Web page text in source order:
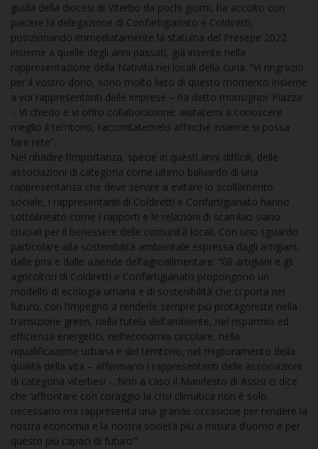
guida della diocesi di Viterbo da pochi giorni, ha accolto con
piacere la delegazione di Confartigianato e Coldiretti,
posizionando immediatamente la statuina del Presepe 2022
insieme a quelle degli anni passati, già inserite nella
rappresentazione della Natività nei locali della curia. “Vi ringrazio
per il vostro dono, sono molto lieto di questo momento insieme
a voi rappresentanti delle imprese – ha detto monsignor Piazza
-. Vi chiedo e vi offro collaborazione: aiutatemi a conoscere
meglio il territorio, raccontatemelo affinché insieme si possa
fare rete”.
Nel ribadire l’importanza, specie in questi anni difficili, delle
associazioni di categoria come ultimo baluardo di una
rappresentanza che deve servire a evitare lo scollamento
sociale, i rappresentanti di Coldiretti e Confartigianato hanno
sottolineato come i rapporti e le relazioni di scambio siano
cruciali per il benessere delle comunità locali. Con uno sguardo
particolare alla sostenibilità ambientale espressa dagli artigiani,
dalle pmi e dalle aziende dell’agroalimentare. “Gli artigiani e gli
agricoltori di Coldiretti e Confartigianato propongono un
modello di ecologia umana e di sostenibilità che ci porta nel
futuro, con l’impegno a renderle sempre più protagoniste nella
transizione green, nella tutela dell’ambiente, nel risparmio ed
efficienza energetici, nell’economia circolare, nella
riqualificazione urbana e del territorio, nel miglioramento della
qualità della vita – affermano i rappresentanti delle associazioni
di categoria viterbesi -. Non a caso il Manifesto di Assisi ci dice
che ‘affrontare con coraggio la crisi climatica non è solo
necessario ma rappresenta una grande occasione per rendere la
nostra economia e la nostra società più a misura d’uomo e per
questo più capaci di futuro’”.